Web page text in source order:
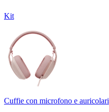
Kit
Cuffie con microfono e auricolari